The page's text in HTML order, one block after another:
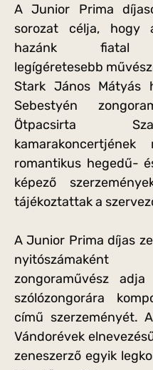
A Junior Prima
sorozat célja, hogy
hazánk fiatal
legígéretesebb
Stark János Mátyás
Sebestyén
Ötpacsirta
romantikus hegedű-
képező
tájékoztattak a
A Junior Prima díjas
zongoraművész
szólózongorára
című szerzeményét.
Vándorévek
zeneszerző egyik